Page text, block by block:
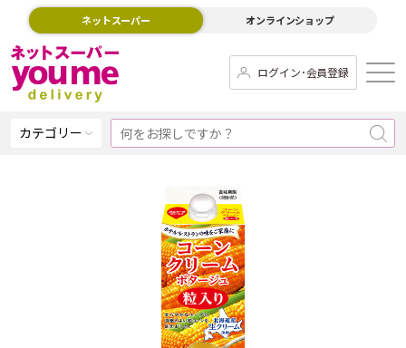
ネットスーパー オンラインショップ
ログイン･会員登録
カテゴリー